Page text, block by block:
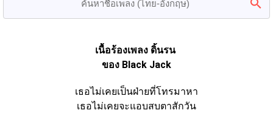
เนื้อร้องเพลง ดิ้นรน
ของ Black Jack
เธอไม่เคยเป็นฝ่ายที่โทรมาหา
เธอไม่เคยจะแอบสบตาสักวัน